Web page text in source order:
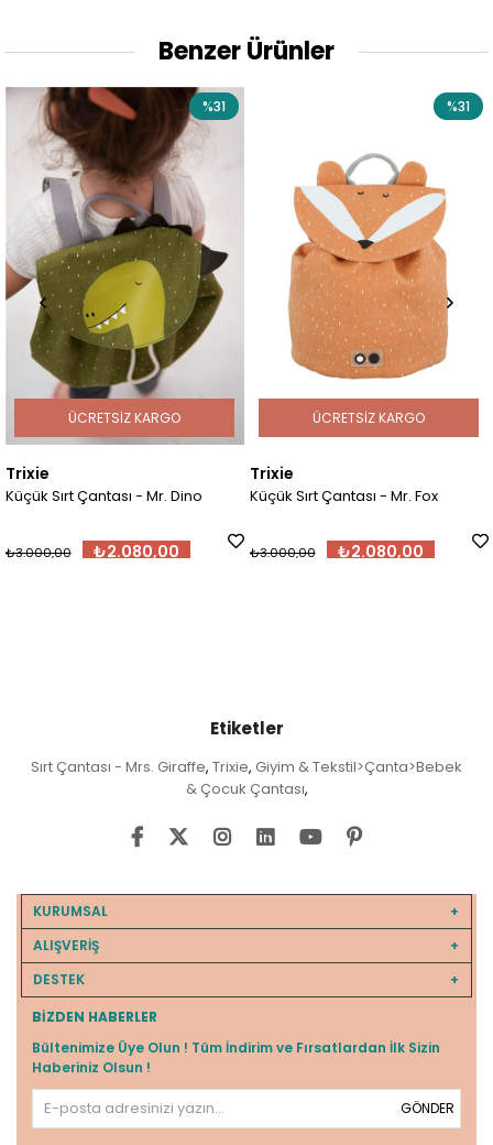
Benzer Ürünler
%31
Küçük Sırt Çantası - Mr. Fox
₺2.080,00
₺3.000,00
ÜCRETSIZ KARGO
₺2.080,00
₺3.000,00
ÜCRETSIZ KARGO
Etiketler
Sırt Çantası - Mrs. Giraffe, Trixie, Giyim & Tekstil>Çanta>Bebek
& Çocuk Çantası,
KURUMSAL
ALIŞVERİŞ
DESTEK
BIZDEN HABERLER
Bültenimize Üye Olun ! Tüm İndirim ve Fırsatlardan İlk Sizin
Haberiniz Olsun !
GÖNDER